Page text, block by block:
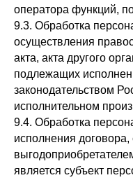
оператора функций,
9.3. Обработка
осуществления
акта, акта другого
подлежащих
законодательством
исполнительном
9.4. Обработка
исполнения договора,
является субъект